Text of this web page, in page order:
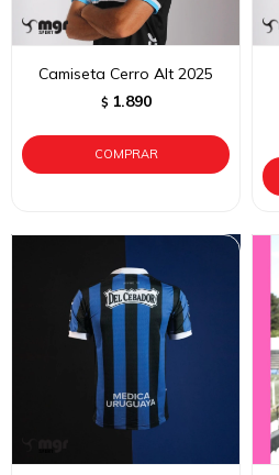
Camiseta Cerro Alt 2025
$ 1.890